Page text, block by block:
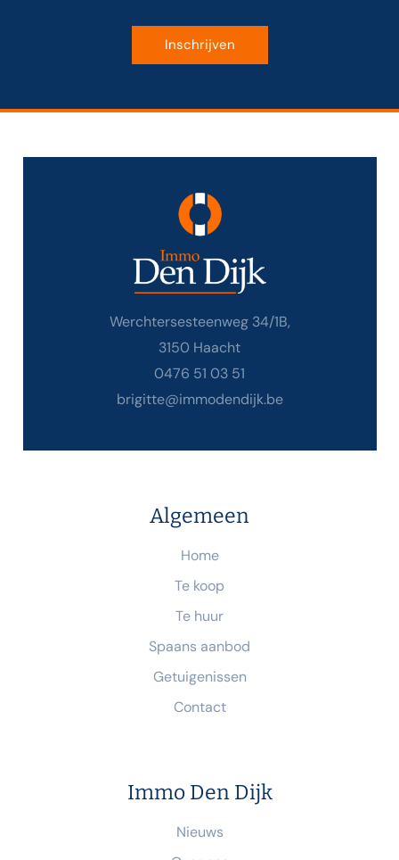
Inschrijven
Werchtersesteenweg 34/1B,
3150 Haacht
0476 51 03 51
brigitte@immodendijk.be
Immo Den Dijk
Nieuws
Algemeen
Home
Te koop
Te huur
Spaans aanbod
Getuigenissen
Contact